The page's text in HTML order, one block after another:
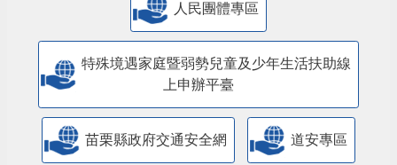
人民團體專區
特殊境遇家庭暨弱勢兒童及少年生活扶助線
上申辦平臺
苗栗縣政府交通安全網 道安專區